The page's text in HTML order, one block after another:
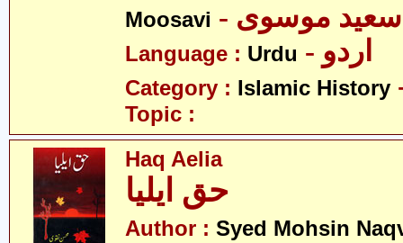
Moosavi
سعید موسوی
Language : Urdu - اردو
Category : Islamic History
Topic :
Haq Aelia
حق ایلیا
Author : Syed Mohsin